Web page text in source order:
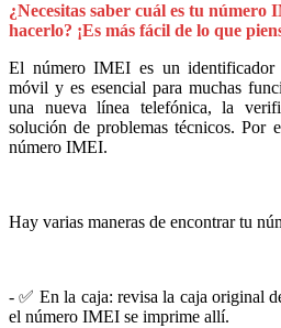
¿Necesitas saber cuál es tu número
hacerlo? ¡Es más fácil de lo que
El número IMEI es un identificador
móvil y es esencial para muchas
una nueva línea telefónica, la
solución de problemas técnicos. Por
número IMEI.
Hay varias maneras de encontrar tu
- ✅ En la caja: revisa la caja original
el número IMEI se imprime allí.